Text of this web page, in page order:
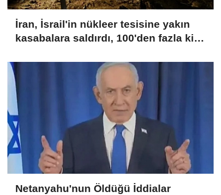
İran, İsrail'in nükleer tesisine yakın
kasabalara saldırdı, 100'den fazla kişi
Netanyahu'nun Öldüğü İddialar